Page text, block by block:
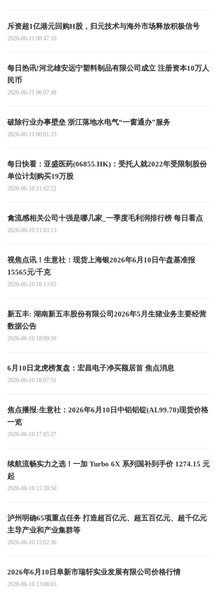
斥资超1亿港元回购H股，归元技术与海外市场释放积极信号
2026-06-11 08:47:16
每日热讯!河北雄安远宁塑料制品有限公司成立 注册资本10万人
民币
2026-06-11 06:07:48
破除行业办事壁垒 浙江落地水电气“一窗通办”服务
2026-06-11 06:01:33
每日快看：亚盛医药(06855.HK)：受托人就2022年受限制股份
单位计划购买19万股
2026-06-10 21:02:22
禽流感相关公司十强是哪几家_一季度毛利润排行榜 每日看点
2026-06-10 21:03:13
视焦点讯！生意社：现货上海银2026年6月10日午盘基准报
15565元/千克
2026-06-10 18:13:05
新五丰: 湖南新五丰股份有限公司2026年5月生猪业务主要经营
数据公告
2026-06-10 18:09:16
6月10日龙虎榜复盘：宏昌电子净买额居首 焦点消息
2026-06-10 18:07:51
焦点播报:生意社：2026年6月10日中铝铝锭(AL99.70)现货价格
一览
2026-06-10 17:05:27
续航流畅实力之选！一加 Turbo 6X 系列国补到手价 1274.15 元
起
2026-06-10 15:39:50
泸州明确65项重点任务 打造超百亿元、超五百亿元、超千亿元
主导产业和产业集群等
2026-06-10 15:02:36
2026年6月10日阜新市瑞轩实业发展有限公司价格行情
2026-06-10 13:08:05